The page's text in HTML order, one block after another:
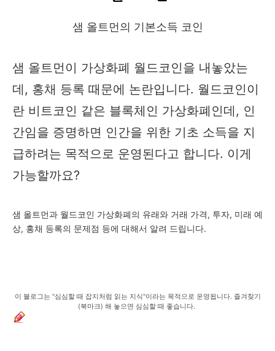
샘 올트먼의 기본소득 코인
샘 올트먼이 가상화폐 월드코인을 내놓았는
데, 홍채 등록 때문에 논란입니다. 월드코인이
란 비트코인 같은 블록체인 가상화폐인데, 인
간임을 증명하면 인간을 위한 기초 소득을 지
급하려는 목적으로 운영된다고 합니다. 이게
가능할까요?
샘 올트먼과 월드코인 가상화폐의 유래와 거래 가격, 투자, 미래 예
상, 홍채 등록의 문제점 등에 대해서 알려 드립니다.
이 블로그는 "심심할 때 잡지처럼 읽는 지식"이라는 목적으로 운영됩니다. 즐겨찾기
(북마크) 해 놓으면 심심할 때 좋습니다.